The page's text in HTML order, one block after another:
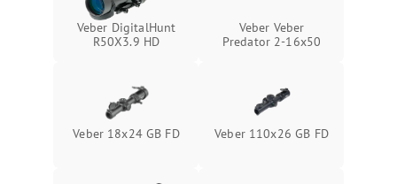
Veber DigitalHunt
R50X3.9 HD
Veber Veber
Predator 2-16x50
Veber 18x24 GB FD Veber 110x26 GB FD